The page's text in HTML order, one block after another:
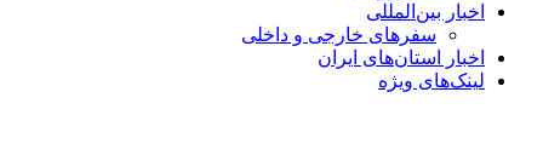
اخبار بین‌المللی
سفرهای خارجی و داخلی
اخبار استان‌های ایران
لینک‌های ویژه